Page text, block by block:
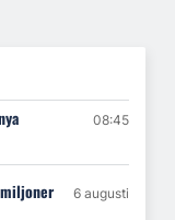
08:45
6 augusti